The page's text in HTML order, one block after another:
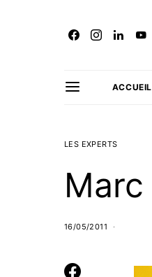
ACCUEIL
LES EXPERTS
Marc
16/05/2011